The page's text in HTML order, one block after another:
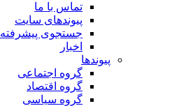
تماس با ما
پیوندهای سایت
جستجوی پیشرفته
اخبار
پیوندها
گروه اجتماعی
گروه اقتصاد
گروه سیاسی